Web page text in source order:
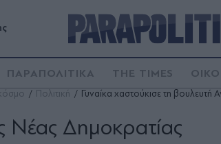
ΠΑΡΑΠΟΛΙΤΙΚΑ THE TIMES
Πολιτική Γυναίκα χαστούκισε τη βουλευτή
Νέας Δημοκρατίας